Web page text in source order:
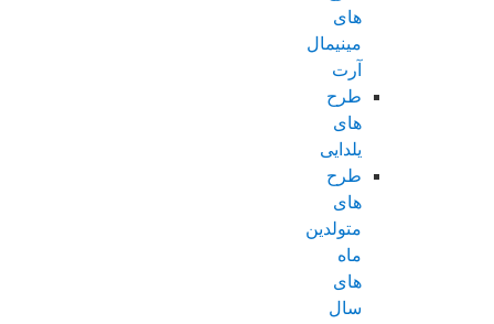
های
مینیمال
آرت
طرح
های
یلدایی
طرح
های
متولدین
ماه
های
سال